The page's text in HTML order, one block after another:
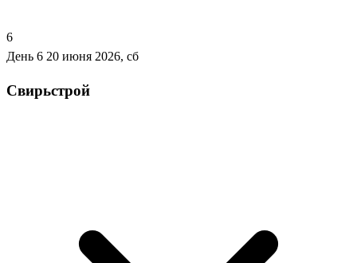
6
День 6 20 июня 2026, сб
Свирьстрой